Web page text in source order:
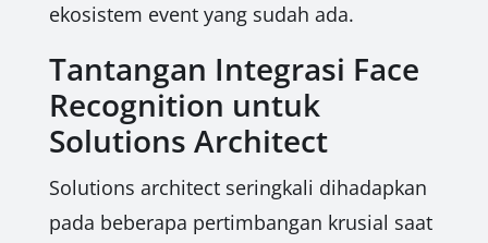
ekosistem event yang sudah ada.
Tantangan Integrasi Face
Recognition untuk
Solutions Architect
Solutions architect seringkali dihadapkan
pada beberapa pertimbangan krusial saat